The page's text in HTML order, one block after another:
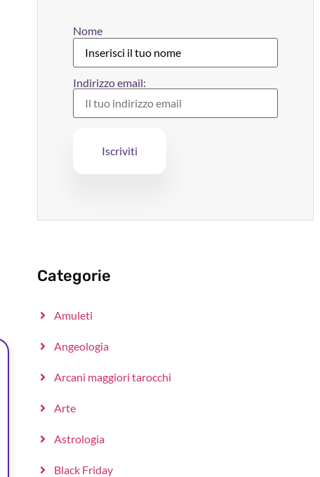
Nome
Indirizzo email:
Categorie
Amuleti
Angeologia
Arcani maggiori tarocchi
Arte
Astrologia
Black Friday